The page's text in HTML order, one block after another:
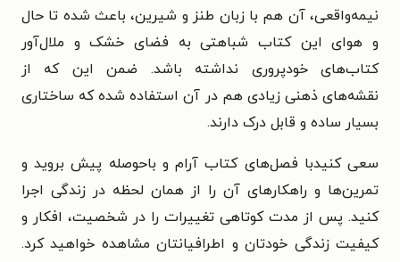
نیمه‌واقعی، آن هم با زبان طنز و شیرین، باعث شده تا حال
و هوای این کتاب شباهتی به فضای خشک و ملال‌آور
کتاب‌های خودپروری نداشته باشد. ضمن این که از
نقشه‌های ذهنی زیادی هم در آن استفاده شده که ساختاری
بسیار ساده و قابل درک دارند.
سعی کنیدبا فصل‌های کتاب آرام و باحوصله پیش بروید و
تمرین‌ها و راهکارهای آن را از همان لحظه در زندگی اجرا
کنید. پس از مدت کوتاهی تغییرات را در شخصیت، افکار و
کیفیت زندگی خودتان و اطرافیانتان مشاهده خواهید کرد.